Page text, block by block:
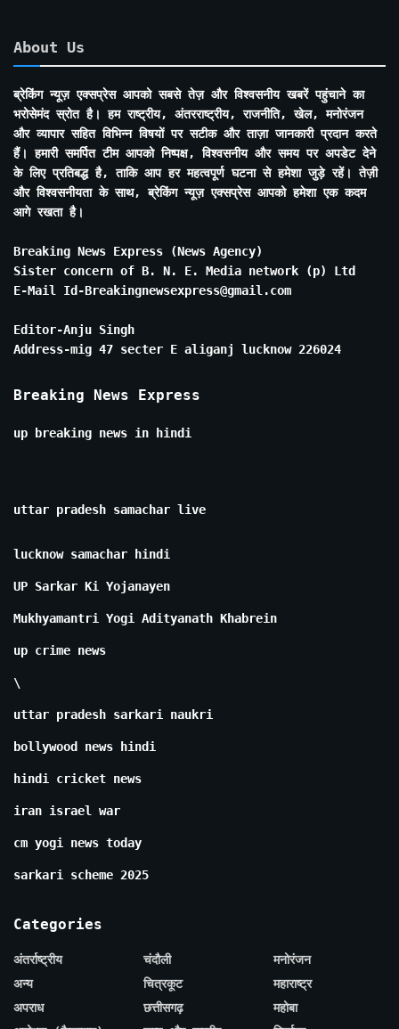
About Us
ब्रेकिंग न्यूज़ एक्सप्रेस आपको सबसे तेज़ और विश्वसनीय खबरें पहुंचाने का
भरोसेमंद स्रोत है। हम राष्ट्रीय, अंतरराष्ट्रीय, राजनीति, खेल, मनोरंजन
और व्यापार सहित विभिन्न विषयों पर सटीक और ताज़ा जानकारी प्रदान करते
हैं। हमारी समर्पित टीम आपको निष्पक्ष, विश्वसनीय और समय पर अपडेट देने
के लिए प्रतिबद्ध है, ताकि आप हर महत्वपूर्ण घटना से हमेशा जुड़े रहें। तेज़ी
और विश्वसनीयता के साथ, ब्रेकिंग न्यूज़ एक्सप्रेस आपको हमेशा एक कदम
आगे रखता है।
Breaking News Express (News Agency)
Sister concern of B. N. E. Media network (p) Ltd
E-Mail Id-Breakingnewsexpress@gmail.com
Editor-Anju Singh
Address-mig 47 secter E aliganj lucknow 226024
Breaking News Express
up breaking news in hindi
uttar pradesh samachar live
lucknow samachar hindi
UP Sarkar Ki Yojanayen
Mukhyamantri Yogi Adityanath Khabrein
up crime news
\
uttar pradesh sarkari naukri
bollywood news hindi
hindi cricket news
iran israel war
cm yogi news today
sarkari scheme 2025
Categories
अंतर्राष्ट्रीय
अन्य
अपराध
चंदौली
चित्रकूट
छत्तीसगढ़
मनोरंजन
महाराष्ट्र
महोबा